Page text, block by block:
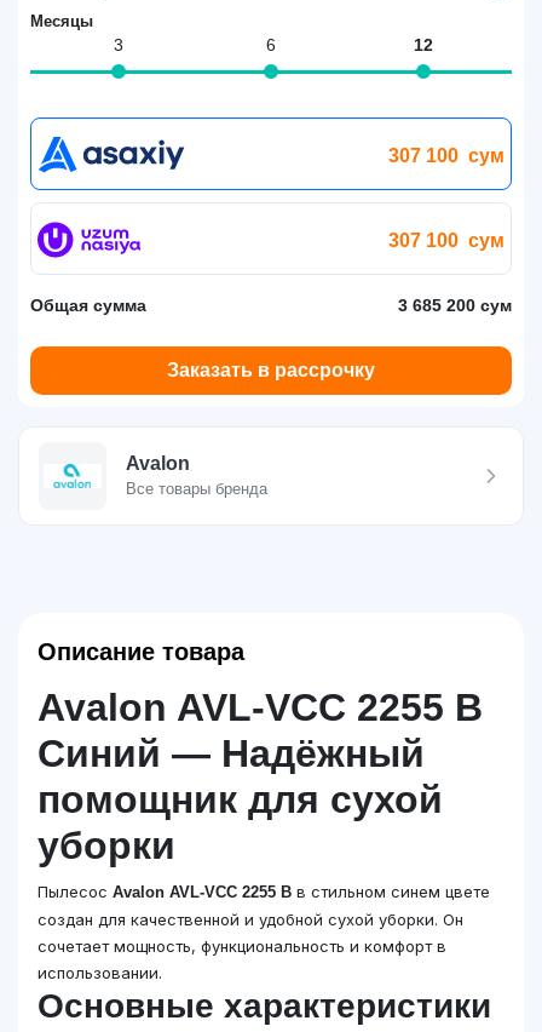
Месяцы
3 6 12
307 100 сум
307 100 сум
Общая сумма 3 685 200 сум
Заказать в рассрочку
Avalon
Все товары бренда
Описание товара
Avalon AVL-VCC 2255 B
Синий — Надёжный
помощник для сухой
уборки
Пылесос Avalon AVL-VCC 2255 B в стильном синем цвете
создан для качественной и удобной сухой уборки. Он
сочетает мощность, функциональность и комфорт в
использовании.
Основные характеристики